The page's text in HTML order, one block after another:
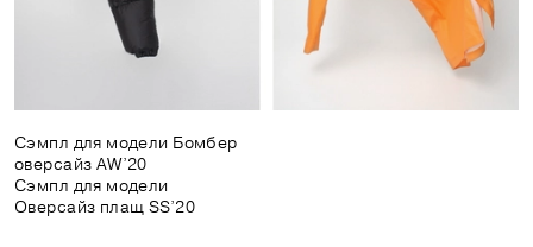
Сэмпл для модели Бомбер
оверсайз AW’20
Сэмпл для модели
Оверсайз плащ SS’20